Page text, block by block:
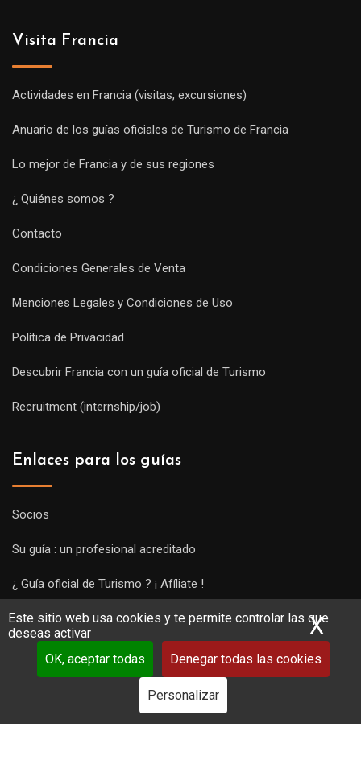
Este sitio web usa cookies y te permite controlar las que
deseas activar
OK, aceptar todas
Denegar todas las cookies
Personalizar
X
Visita Francia
Actividades en Francia (visitas, excursiones)
Anuario de los guías oficiales de Turismo de Francia
Lo mejor de Francia y de sus regiones
¿ Quiénes somos ?
Contacto
Condiciones Generales de Venta
Menciones Legales y Condiciones de Uso
Política de Privacidad
Descubrir Francia con un guía oficial de Turismo
Recruitment (internship/job)
Enlaces para los guías
Socios
Su guía : un profesional acreditado
¿ Guía oficial de Turismo ? ¡ Afíliate !
Subir una visita y empezar a trabajar !